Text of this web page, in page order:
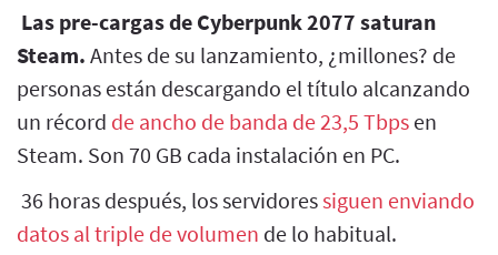
Las pre-cargas de Cyberpunk 2077 saturan
Steam. Antes de su lanzamiento, ¿millones? de
personas están descargando el título alcanzando
un récord de ancho de banda de 23,5 Tbps en
Steam. Son 70 GB cada instalación en PC.
36 horas después, los servidoressiguen enviando
datos al triple de volumen de lo habitual.